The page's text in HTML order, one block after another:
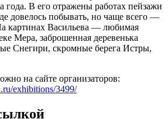
года. В его отражены работах пейзажи
довелось побывать, но чаще всего —
картинах Васильева — любимая
Мера, заброшенная деревенька
Снегири, скромные берега Истры,
на сайте организаторов:
exhibitions/3499/